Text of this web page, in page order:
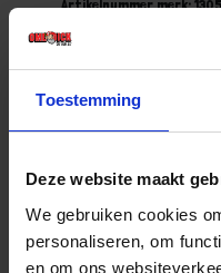
Toestemming
Deze website maakt
We gebruiken cookies
personaliseren, om
en om ons
Artikelnummer merk:
-
Bestel nu!